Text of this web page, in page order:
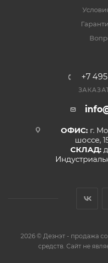
+7
ОФИС: г.
шоссе,
СКЛАД:
2026 © Дезнэт - продажа
средств. Сайт не